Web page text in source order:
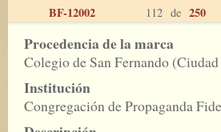
BF-12002 112 de 250
Procedencia de la marca
Colegio de San Fernando
Institución
Congregación de Propaganda Fide